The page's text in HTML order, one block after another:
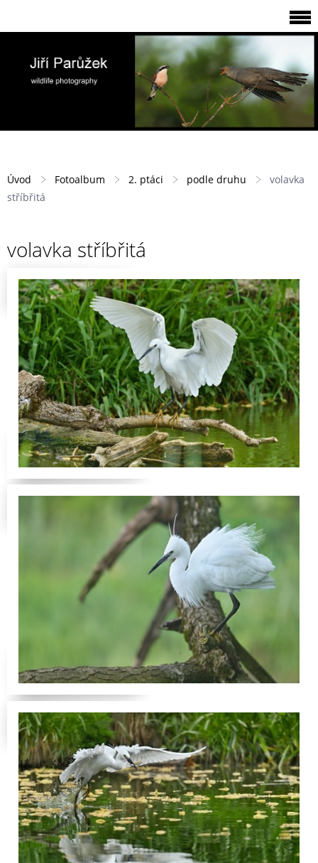
Úvod Fotoalbum 2. ptáci podle druhu
volavka
stříbřitá
volavka stříbřitá